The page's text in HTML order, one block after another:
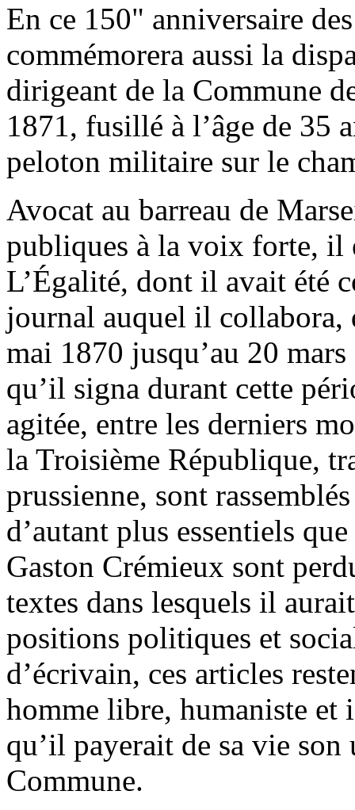
En ce 150" anniversaire
commémorera aussi la
dirigeant de la Commune
1871, fusillé à l’âge de 35
peloton militaire sur le
Avocat au barreau de
publiques à la voix forte, il
L’Égalité, dont il avait été
journal auquel il collabora,
mai 1870 jusqu’au 20
qu’il signa durant cette
agitée, entre les derniers
la Troisième République,
prussienne, sont
d’autant plus essentiels
Gaston Crémieux sont
textes dans lesquels il
positions politiques et
d’écrivain, ces articles
homme libre, humaniste
qu’il payerait de sa vie
Commune.